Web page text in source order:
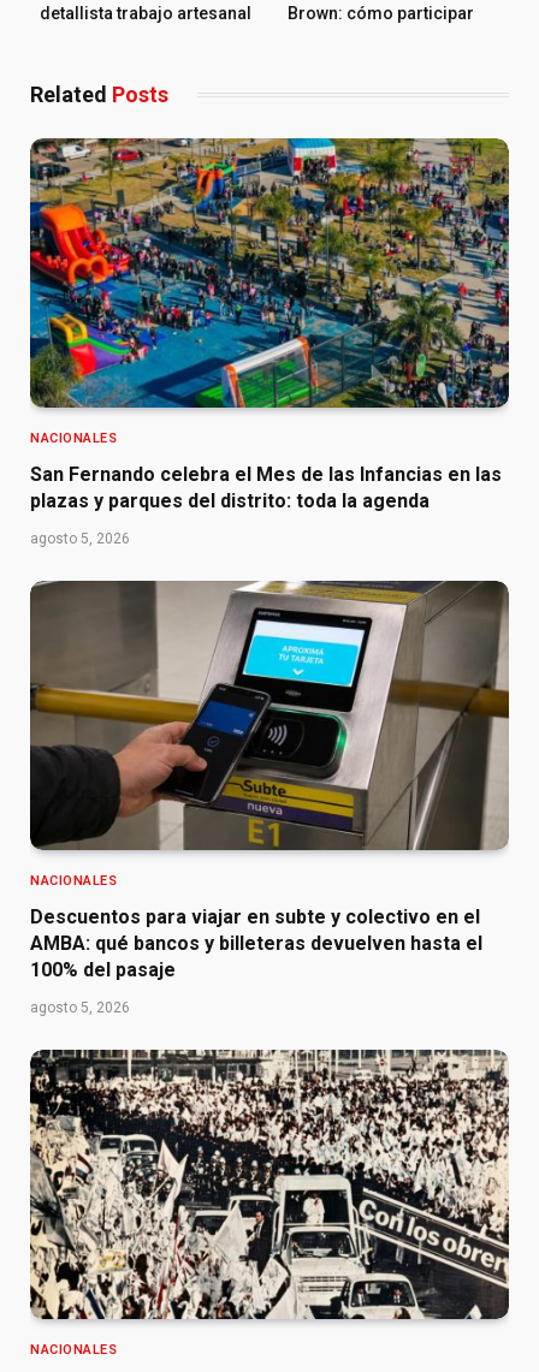
detallista trabajo artesanal
Brown: cómo participar
Related Posts
NACIONALES
San Fernando celebra el Mes de las Infancias en las
plazas y parques del distrito: toda la agenda
agosto 5, 2026
NACIONALES
Descuentos para viajar en subte y colectivo en el
AMBA: qué bancos y billeteras devuelven hasta el
100% del pasaje
agosto 5, 2026
NACIONALES